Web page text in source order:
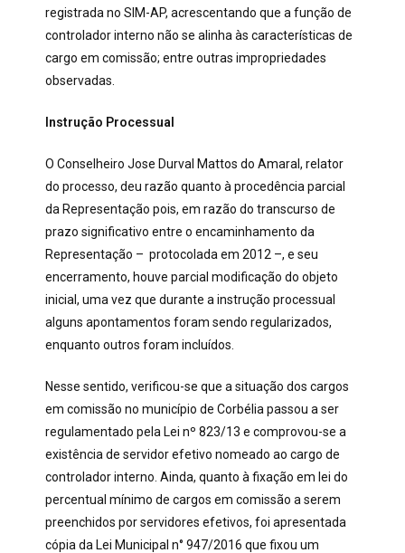
registrada no SIM-AP, acrescentando que a função de
controlador interno não se alinha às características de
cargo em comissão; entre outras impropriedades
observadas.
Instrução Processual
O Conselheiro Jose Durval Mattos do Amaral, relator
do processo, deu razão quanto à procedência parcial
da Representação pois, em razão do transcurso de
prazo significativo entre o encaminhamento da
Representação – protocolada em 2012 –, e seu
encerramento, houve parcial modificação do objeto
inicial, uma vez que durante a instrução processual
alguns apontamentos foram sendo regularizados,
enquanto outros foram incluídos.
Nesse sentido, verificou-se que a situação dos cargos
em comissão no município de Corbélia passou a ser
regulamentado pela Lei nº 823/13 e comprovou-se a
existência de servidor efetivo nomeado ao cargo de
controlador interno. Ainda, quanto à fixação em lei do
percentual mínimo de cargos em comissão a serem
preenchidos por servidores efetivos, foi apresentada
cópia da Lei Municipal n° 947/2016 que fixou um